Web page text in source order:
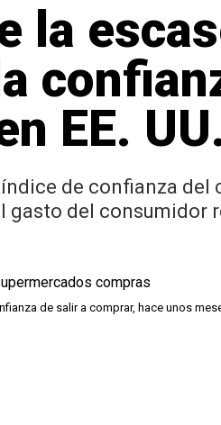
la
EE.
de confianza
gasto del
de salir a comprar, hace unos